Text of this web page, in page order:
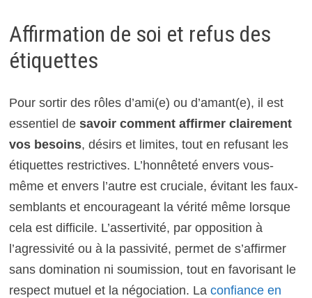
Affirmation de soi et refus des
étiquettes
Pour sortir des rôles d’ami(e) ou d’amant(e), il est
essentiel de savoir comment affirmer clairement
vos besoins, désirs et limites, tout en refusant les
étiquettes restrictives. L’honnêteté envers vous-
même et envers l’autre est cruciale, évitant les faux-
semblants et encourageant la vérité même lorsque
cela est difficile. L’assertivité, par opposition à
l’agressivité ou à la passivité, permet de s’affirmer
sans domination ni soumission, tout en favorisant le
respect mutuel et la négociation. La confiance en